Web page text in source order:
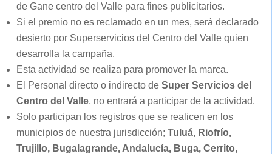
de Gane centro del Valle para fines publicitarios.
Si el premio no es reclamado en un mes, será declarado
desierto por Superservicios del Centro del Valle quien
desarrolla la campaña.
Esta actividad se realiza para promover la marca.
El Personal directo o indirecto deSuper Servicios del
Centro del Valle, no entrará a participar de la actividad.
Solo participan los registros que se realicen en los
municipios de nuestra jurisdicción;Tuluá, Riofrío,
Trujillo, Bugalagrande, Andalucía, Buga, Cerrito,